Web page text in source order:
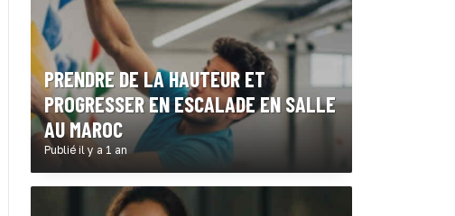
PRENDRE DE LA HAUTEUR ET
PROGRESSER EN ESCALADE EN SALLE
AU MAROC
Publié il y a 1 an